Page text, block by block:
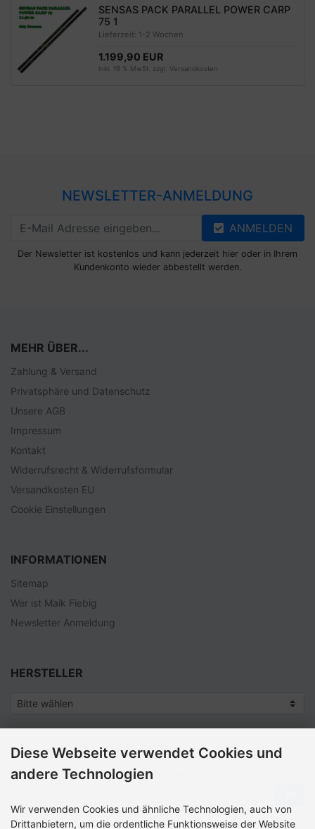
SENSAS PACK PARALLEL POWER CARP
75 1
Lieferzeit: 1-2 Wochen
1.199,90 EUR
inkl. 19 % MwSt. zzgl. Versandkosten
NEWSLETTER-ANMELDUNG
ANMELDEN
Der Newsletter ist kostenlos und kann jederzeit hier oder in Ihrem
Kundenkonto wieder abbestellt werden.
MEHR ÜBER...
Zahlung & Versand
Privatsphäre und Datenschutz
Unsere AGB
Impressum
Kontakt
Widerrufsrecht & Widerrufsformular
Versandkosten EU
Cookie Einstellungen
INFORMATIONEN
Sitemap
Wer ist Maik Fiebig
Newsletter Anmeldung
HERSTELLER
SCHNELLKAUF
Bitte geben Sie die Artikelnummer aus unserem Katalog ein.
Diese Webseite verwendet Cookies und
andere Technologien
Wir verwenden Cookies und ähnliche Technologien, auch von
Drittanbietern, um die ordentliche Funktionsweise der Website